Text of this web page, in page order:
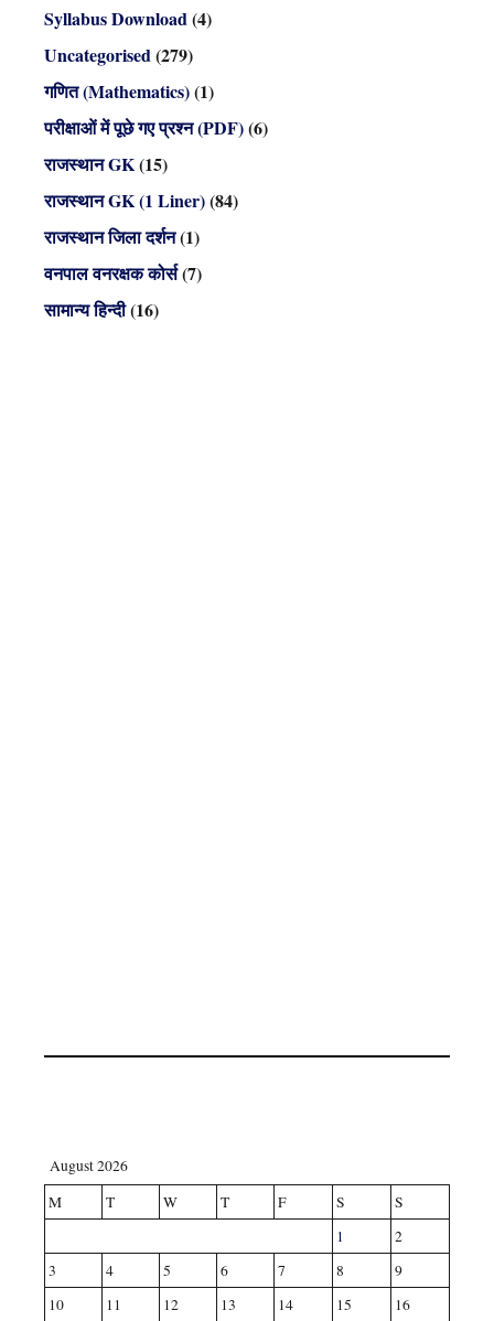
Syllabus Download(4)
Uncategorised(279)
गणित (Mathematics)(1)
परीक्षाओं में पूछे गए प्रश्न (PDF)(6)
राजस्थान GK(15)
राजस्थान GK (1 Liner)(84)
राजस्थान जिला दर्शन(1)
वनपाल वनरक्षक कोर्स(7)
सामान्य हिन्दी(16)
August 2026
M
T W T F S
S
1
2
3
4 5 6 7 8
9
10
11 12 13 14 15 16